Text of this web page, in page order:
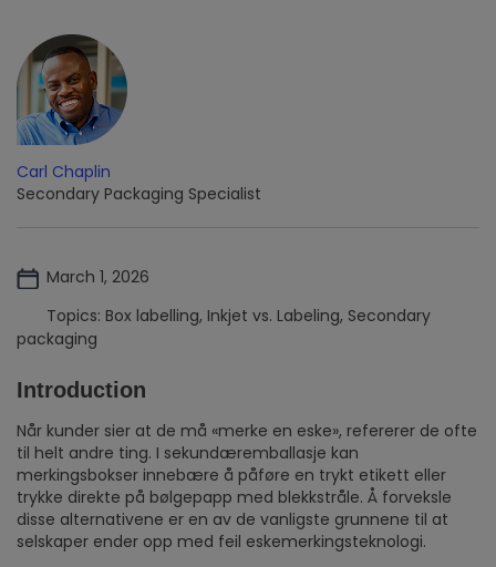
Carl Chaplin
Secondary Packaging Specialist
March 1, 2026
Topics: Box labelling, Inkjet vs. Labeling, Secondary
packaging
Introduction
Når kunder sier at de må «merke en eske», refererer de ofte
til helt andre ting. I sekundæremballasje kan
merkingsbokser innebære å påføre en trykt etikett eller
trykke direkte på bølgepapp med blekkstråle. Å forveksle
disse alternativene er en av de vanligste grunnene til at
selskaper ender opp med feil eskemerkingsteknologi.